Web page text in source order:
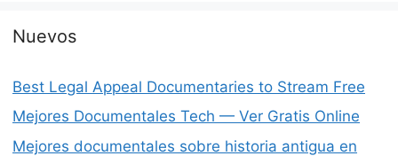
Nuevos
Best Legal Appeal Documentaries to Stream Free
Mejores Documentales Tech — Ver Gratis Online
Mejores documentales sobre historia antigua en